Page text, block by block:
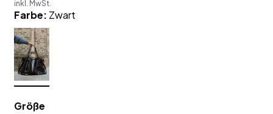
inkl. MwSt.
Farbe: Zwart
Größe